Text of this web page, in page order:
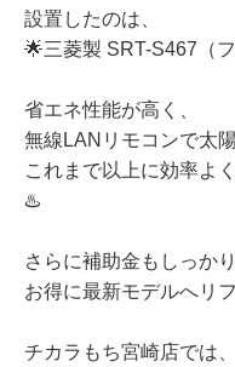
設置したのは、
🌟三菱製 SRT-S467（
省エネ性能が高く、
無線LANリモコンで太
これまで以上に効率よ
♨️
さらに補助金もしっか
お得に最新モデルへリ
チカラもち宮崎店では、